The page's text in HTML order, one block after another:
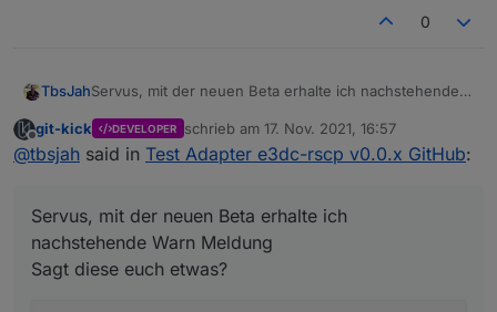
0
TbsJahServus, mit der neuen Beta erhalte ich nachstehende
Sagt diese euch etwas?
Offline
git-kick DEVELOPER schrieb am 17. Nov. 2021, 16:57
zuletzt editiert von
@tbsjah said in Test Adapter e3dc-rscp v0.0.x GitHub:
Servus, mit der neuen Beta erhalte ich
nachstehende Warn Meldung
Sagt diese euch etwas?